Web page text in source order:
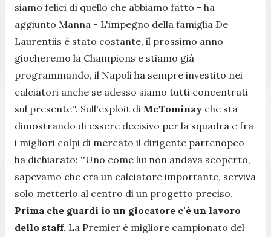
siamo felici di quello che abbiamo fatto - ha
aggiunto Manna - L'impegno della famiglia De
Laurentiis è stato costante, il prossimo anno
giocheremo la Champions e stiamo già
programmando, il Napoli ha sempre investito nei
calciatori anche se adesso siamo tutti concentrati
sul presente''. Sull'exploit di McTominay che sta
dimostrando di essere decisivo per la squadra e fra
i migliori colpi di mercato il dirigente partenopeo
ha dichiarato: ''Uno come lui non andava scoperto,
sapevamo che era un calciatore importante, serviva
solo metterlo al centro di un progetto preciso.
Prima che guardi io un giocatore c'è un lavoro
dello staff. La Premier è migliore campionato del